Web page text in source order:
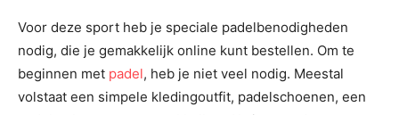
Voor deze sport heb je speciale padelbenodigheden
nodig, die je gemakkelijk online kunt bestellen. Om te
beginnen met padel, heb je niet veel nodig. Meestal
volstaat een simpele kledingoutfit, padelschoenen, een